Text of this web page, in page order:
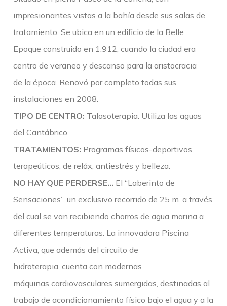
impresionantes vistas a la bahía desde sus salas de
tratamiento. Se ubica en un edificio de la Belle
Epoque construido en 1.912, cuando la ciudad era
centro de veraneo y descanso para la aristocracia
de la época. Renovó por completo todas sus
instalaciones en 2008.
TIPO DE CENTRO: Talasoterapia. Utiliza las aguas
del Cantábrico.
TRATAMIENTOS: Programas físicos-deportivos,
terapeúticos, de reláx, antiestrés y belleza.
NO HAY QUE PERDERSE… El “Laberinto de
Sensaciones”, un exclusivo recorrido de 25 m. a través
del cual se van recibiendo chorros de agua marina a
diferentes temperaturas. La innovadora Piscina
Activa, que además del circuito de
hidroterapia, cuenta con modernas
máquinas cardiovasculares sumergidas, destinadas al
trabajo de acondicionamiento físico bajo el agua y a la